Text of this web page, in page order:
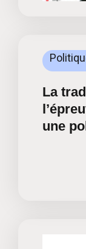
La
une